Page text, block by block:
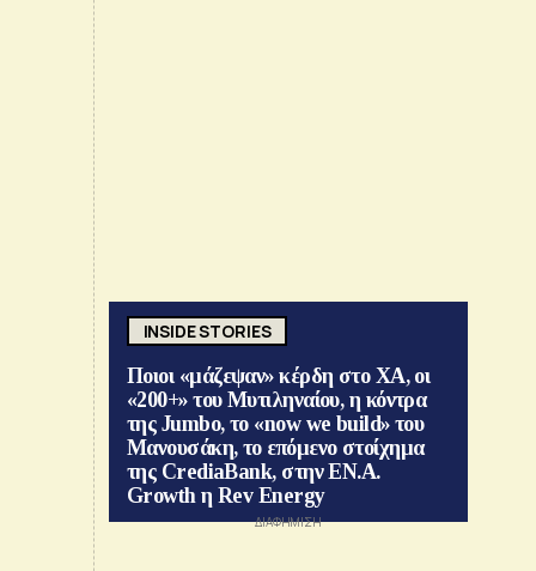
INSIDE STORIES
Ποιοι «μάζεψαν» κέρδη στο ΧΑ, οι
«200+» του Μυτιληναίου, η κόντρα
της Jumbo, το «now we build» του
Μανουσάκη, το επόμενο στοίχημα
της CrediaBank, στην ΕΝ.Α.
Growth η Rev Energy